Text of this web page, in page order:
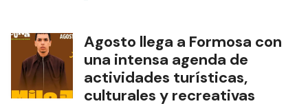
Agosto llega a Formosa con
una intensa agenda de
actividades turísticas,
culturales y recreativas